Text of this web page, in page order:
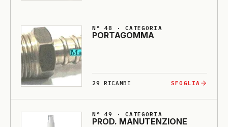
N° 48 · CATEGORIA
PORTA­GOMMA
29 RICAMBI SFOGLIA
N° 49 · CATEGORIA
PROD. MA­NU­TENZIO­NE